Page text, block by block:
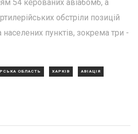
54 керованих авіабомб, а
обстріли позицій
населених пунктів, зокрема три -
ОБЛАСТЬ ХАРКІВ АВІАЦІЯ